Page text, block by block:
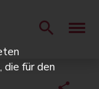
für den